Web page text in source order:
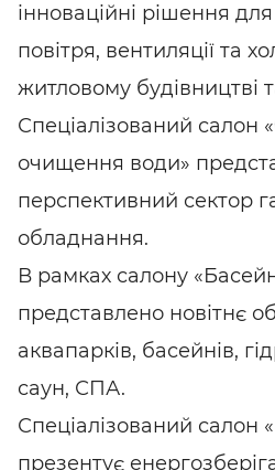
інноваційні рішення
повітря, вентиляції та
житловому будівництві
Спеціалізований салон
очищення води»
перспективний сектор
обладнання.
В рамках салону
представлено новітнє
аквапарків, басейнів,
саун, СПА.
Спеціалізований салон
презентує